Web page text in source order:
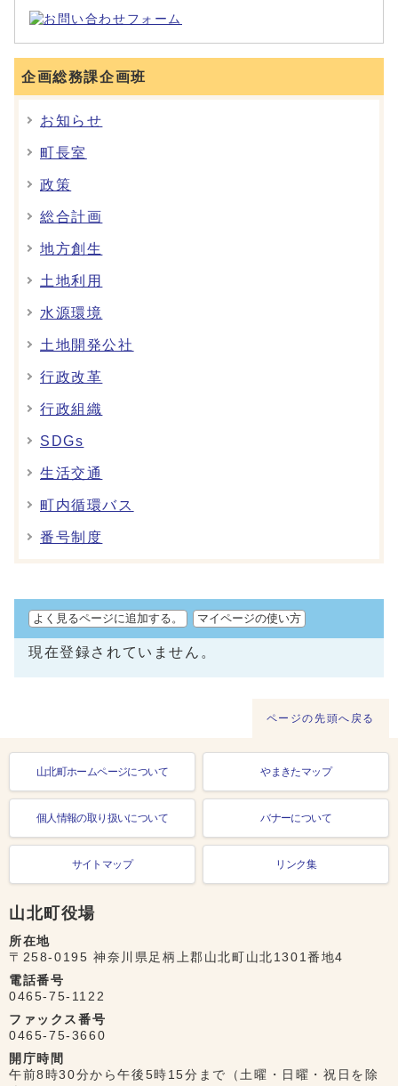
企画総務課企画班
お知らせ
町長室
政策
総合計画
地方創生
土地利用
水源環境
土地開発公社
行政改革
行政組織
SDGs
生活交通
町内循環バス
番号制度
よく見るページに追加する。 マイページの使い方
現在登録されていません。
ページの先頭へ戻る
山北町ホームページについて やまきたマップ
個人情報の取り扱いについて バナーについて
サイトマップ リンク集
山北町役場
所在地
〒258-0195 神奈川県足柄上郡山北町山北1301番地4
電話番号
0465-75-1122
ファックス番号
0465-75-3660
開庁時間
午前8時30分から午後5時15分まで（土曜・日曜・祝日を除